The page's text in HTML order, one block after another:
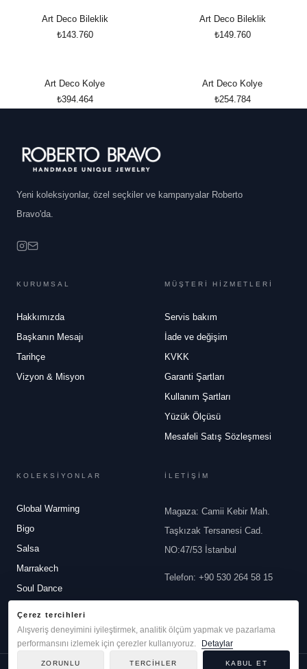
Art Deco Bileklik
₺143.760
Art Deco Bileklik
₺149.760
Art Deco Kolye
₺394.464
Art Deco Kolye
₺254.784
Yeni koleksiyonlar, özel seçkiler ve kampanyalar Roberto
Bravo'da.
KURUMSAL
Hakkımızda
Başkanın Mesajı
Tarihçe
Vizyon & Misyon
MÜŞTERİ HİZMETLERİ
Servis bakım
İade ve değişim
KVKK
Garanti Şartları
Kullanım Şartları
Yüzük Ölçüsü
Mesafeli Satış Sözleşmesi
KOLEKSİYONLAR
Global Warming
Bigo
Salsa
Marrakech
Soul Dance
İLETİŞİM
Magaza: Camii Kebir Mah.
Taşkızak Tersanesi Cad.
NO:47/53 İstanbul
Telefon: +90 530 264 58 15
Çerez tercihleri
Alışveriş deneyimini iyileştirmek, analitik ölçüm yapmak ve pazarlama
performansını izlemek için çerezler kullanıyoruz.
Detaylar
ZORUNLU TERCIHLER KABUL ET